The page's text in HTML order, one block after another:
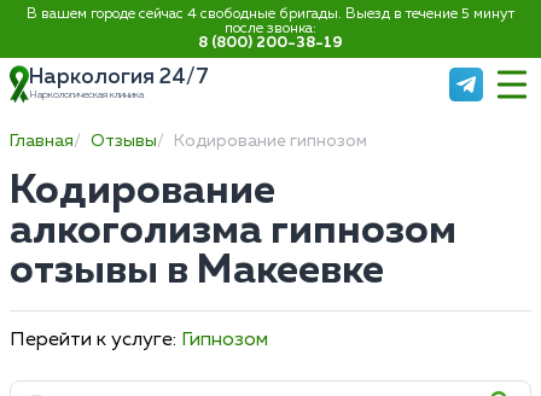
В вашем городе сейчас 4 свободные бригады. Выезд в течение 5 минут
после звонка:
8 (800) 200-38-19
Наркология 24/7
Наркологическая клиника
Главная Отзывы Кодирование гипнозом
Кодирование
алкоголизма гипнозом
отзывы в Макеевке
Перейти к услуге: Гипнозом